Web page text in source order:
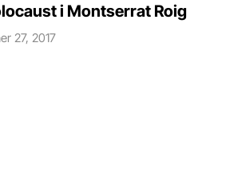
i Montserrat Roig
27, 2017